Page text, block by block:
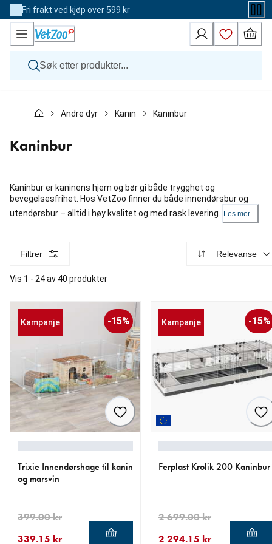
Skip
to
Content
Fri frakt ved kjøp over 599 kr
Katt
Andre dyr
Merker
Andre dyr Kanin Kaninbur
Kaninbur
Kaninbur er kaninens hjem og bør gi både trygghet og
bevegelsesfrihet. Hos VetZoo finner du både innendørsbur og
utendørsbur – alltid i høy kvalitet og med rask levering.
Les mer
Filtrer Relevanse
Vis 1 - 24 av 40 produkter
Kampanje -15%
Trixie Innendørshage til kanin
og marsvin
339.15 kr
399.00 kr
Kampanje -15%
Ferplast Krolik 200 Kaninbur
2 294.15 kr
2 699.00 kr